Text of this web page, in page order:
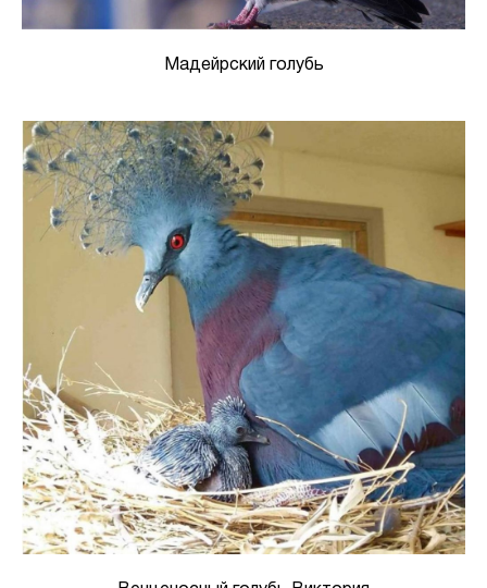
Мадейрский голубь